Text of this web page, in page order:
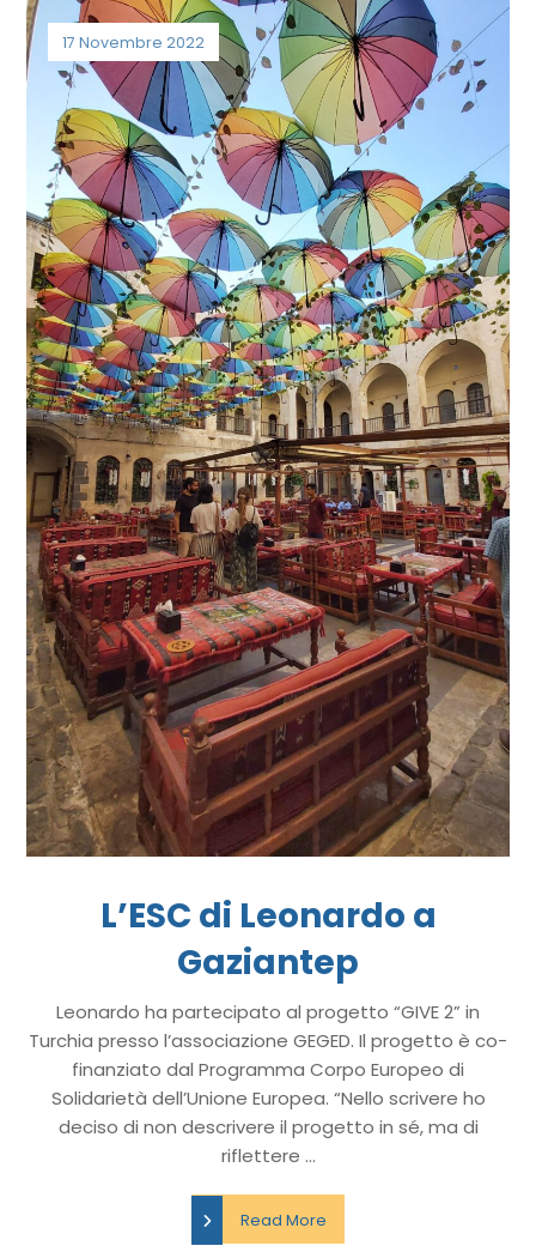
L’ESC di Leonardo a
Gaziantep
17 Novembre 2022
Leonardo ha partecipato al progetto “GIVE 2” in
Turchia presso l’associazione GEGED. Il progetto è co-
finanziato dal Programma Corpo Europeo di
Solidarietà dell’Unione Europea. “Nello scrivere ho
deciso di non descrivere il progetto in sé, ma di
riflettere ...
Read More